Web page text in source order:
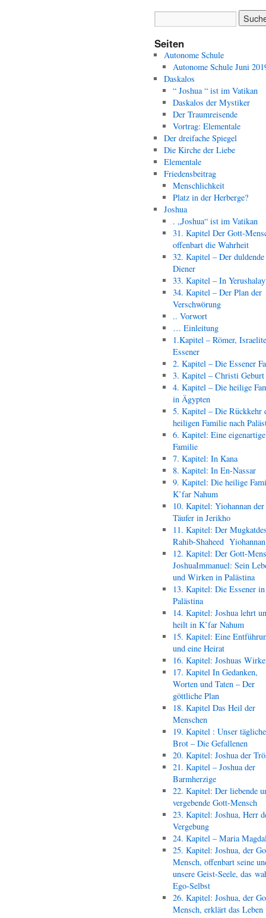
Seiten
Autonome Schule
Autonome Schule Juni
Daskalos
“ Joshua “ ist im Vatikan
Daskalos der Mystiker
Der Traumreisende
Vortrag: Elementale
Der dreifache Spiegel
Die Kirche der Liebe
Elementale
Friedensbeitrag
Menschlichkeit
Platz in der Herberge?
Joshua
. „Joshua“ ist im Vatikan
31. Kapitel Der Gott-
offenbart die Wahrheit
32. Kapitel – Der duldende
Diener
33. Kapitel – In
34. Kapitel – Der Plan der
Verschwörung
.. Vorwort
… Einleitung
1.Kapitel – Römer,
Essener
2. Kapitel – Die Essener
3. Kapitel – Christi Geburt
4. Kapitel – Die heilige
in Ägypten
5. Kapitel – Die Rückkehr
heiligen Familie nach
6. Kapitel: Eine eigenartige
Familie
7. Kapitel: In Kana
8. Kapitel: In En-Nassar
9. Kapitel: Die heilige
K’far Nahum
10. Kapitel: Yiohannan der
Täufer in Jerikho
11. Kapitel: Der
Rahib-Shaheed
12. Kapitel: Der Gott-
JoshuaImmanuel: Sein
und Wirken in Palästina
13. Kapitel: Die Essener in
Palästina
14. Kapitel: Joshua lehrt
heilt in K’far Nahum
15. Kapitel: Eine
und eine Heirat
16. Kapitel: Joshuas
17. Kapitel In Gedanken,
Worten und Taten – Der
göttliche Plan
18. Kapitel Das Heil der
Menschen
19. Kapitel : Unser
Brot – Die Gefallenen
20. Kapitel: Joshua der
21. Kapitel – Joshua der
Barmherzige
22. Kapitel: Der liebende
vergebende Gott-Mensch
23. Kapitel: Joshua, Herr
Vergebung
24. Kapitel – Maria
25. Kapitel: Joshua, der
Mensch, offenbart seine
unsere Geist-Seele, das
Ego-Selbst
26. Kapitel: Joshua, der
Mensch, erklärt das Leben